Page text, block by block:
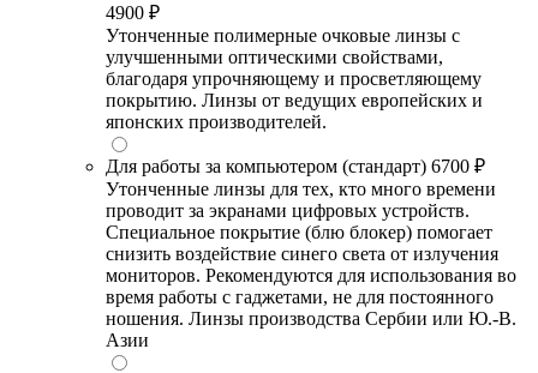
4900 ₽
Утонченные полимерные очковые линзы с
улучшенными оптическими свойствами,
благодаря упрочняющему и просветляющему
покрытию. Линзы от ведущих европейских и
японских производителей.
Для работы за компьютером (стандарт) 6700 ₽
Утонченные линзы для тех, кто много времени
проводит за экранами цифровых устройств.
Специальное покрытие (блю блокер) помогает
снизить воздействие синего света от излучения
мониторов. Рекомендуются для использования во
время работы с гаджетами, не для постоянного
ношения. Линзы производства Сербии или Ю.-В.
Азии